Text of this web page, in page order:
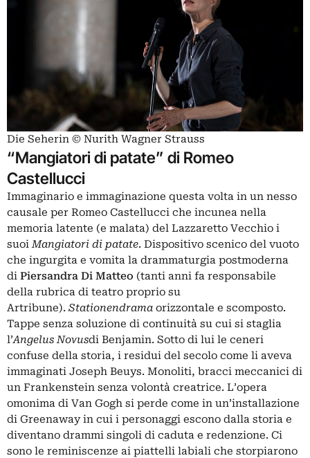
Die Seherin © Nurith Wagner Strauss
“Mangiatori di patate” di Romeo
Castellucci
Immaginario e immaginazione questa volta in un nesso
causale per Romeo Castellucci che incunea nella
memoria latente (e malata) del Lazzaretto Vecchio i
suoiMangiatori di patate. Dispositivo scenico del vuoto
che ingurgita e vomita la drammaturgia postmoderna
di Piersandra Di Matteo (tanti anni fa responsabile
della rubrica di teatro proprio su
Artribune). Stationendrama orizzontale e scomposto.
Tappe senza soluzione di continuità su cui si staglia
l’Angelus Novusdi Benjamin. Sotto di lui le ceneri
confuse della storia, i residui del secolo come li aveva
immaginati Joseph Beuys. Monoliti, bracci meccanici di
un Frankenstein senza volontà creatrice. L’opera
omonima di Van Gogh si perde come in un’installazione
di Greenaway in cui i personaggi escono dalla storia e
diventano drammi singoli di caduta e redenzione. Ci
sono le reminiscenze ai piattelli labiali che storpiarono